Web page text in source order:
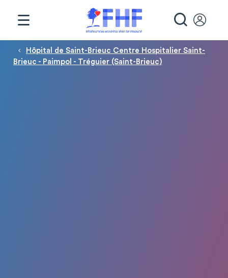
Fil d'Ariane
Hôpital de Saint-Brieuc Centre Hospitalier Saint-
Brieuc - Paimpol - Tréguier (Saint-Brieuc)
Panneau de gestion des cookies